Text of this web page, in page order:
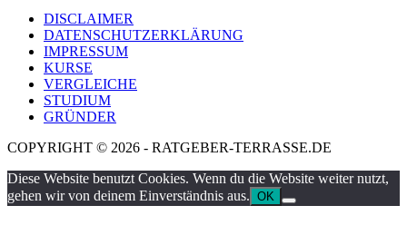
DISCLAIMER
DATENSCHUTZERKLÄRUNG
IMPRESSUM
KURSE
VERGLEICHE
STUDIUM
GRÜNDER
COPYRIGHT © 2026 - RATGEBER-TERRASSE.DE
Diese Website benutzt Cookies. Wenn du die Website weiter nutzt,
gehen wir von deinem Einverständnis aus. OK